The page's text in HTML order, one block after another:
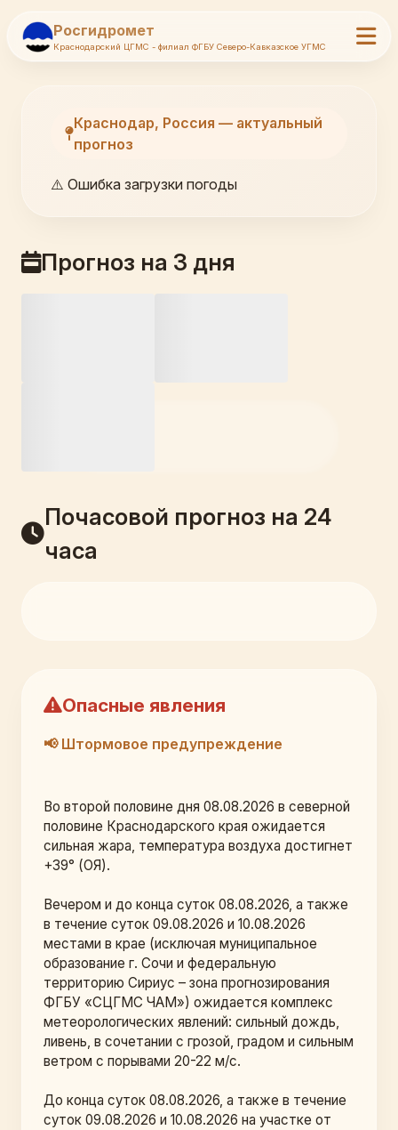
Росгидромет
Краснодарский ЦГМС - филиал ФГБУ Северо-Кавказское УГМС
Краснодар, Россия — актуальный
прогноз
⚠️ Ошибка загрузки погоды
Прогноз на 3 дня
Почасовой прогноз на 24
часа
Опасные явления
📢 Штормовое предупреждение
Во второй половине дня 08.08.2026 в северной
половине Краснодарского края ожидается
сильная жара, температура воздуха достигнет
+39° (ОЯ).
Вечером и до конца суток 08.08.2026, а также
в течение суток 09.08.2026 и 10.08.2026
местами в крае (исключая муниципальное
образование г. Сочи и федеральную
территорию Сириус – зона прогнозирования
ФГБУ «СЦГМС ЧАМ») ожидается комплекс
метеорологических явлений: сильный дождь,
ливень, в сочетании с грозой, градом и сильным
ветром с порывами 20-22 м/с.
До конца суток 08.08.2026, а также в течение
суток 09.08.2026 и 10.08.2026 на участке от